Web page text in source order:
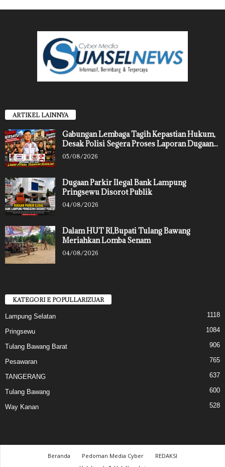
ARTIKEL LAINNYA
Gabungan Lembaga Tagih Kepastian Hukum,
Desak Polisi Segera Proses Laporan Dugaan...
05/08/2026
Dugaan Parkir Ilegal Bank Lampung
Pringsewu Disorot Publik
04/08/2026
Dalam HUT RI,Bupati Tulang Bawang
Meriahkan Lomba Senam
04/08/2026
KATEGORI E POPULLARIZUAR
Lampung Selatan 1118
Pringsewu 1084
Tulang Bawang Barat 906
Pesawaran 765
TANGERANG 637
Tulang Bawang 600
Way Kanan 528
Beranda Pedoman Media Cyber
REDAKSI